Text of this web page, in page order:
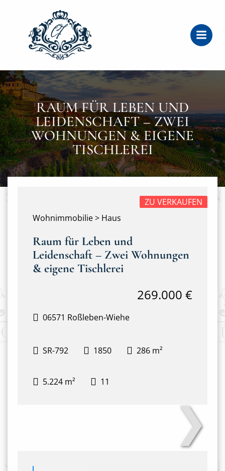
RAUM FÜR LEBEN UND
LEIDENSCHAFT – ZWEI
WOHNUNGEN & EIGENE
TISCHLEREI
Wohnimmobilie > Haus
ZU VERKAUFEN
Raum für Leben und
Leidenschaft – Zwei Wohnungen
& eigene Tischlerei
06571 Roßleben-Wiehe
269.000 €
SR-792 1850 286 m²
5.224 m² 11
❯